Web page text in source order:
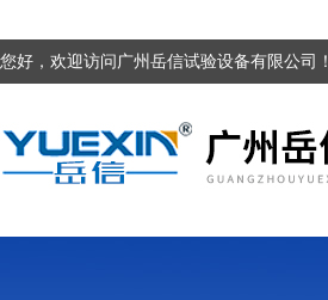
您好，欢迎访问广州岳信试验设备有限公司！